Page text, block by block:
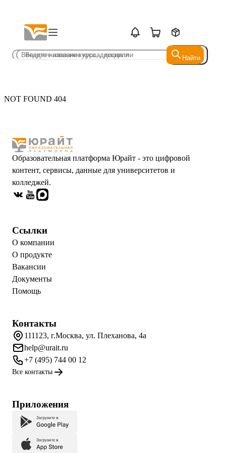
Найти
Найти
NOT FOUND 404
Образовательная платформа Юрайт - это цифровой
контент, сервисы, данные для университетов и
колледжей.
Ссылки
О компании
О продукте
Вакансии
Документы
Помощь
Контакты
111123, г.Москва, ул. Плеханова, 4а
help@urait.ru
+7 (495) 744 00 12
Все контакты
Приложения